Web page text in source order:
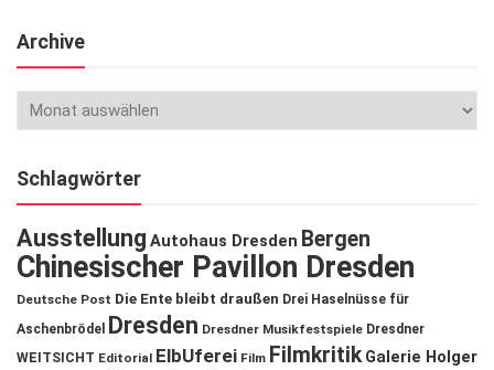
Archive
Schlagwörter
Ausstellung Autohaus Dresden Bergen
Chinesischer Pavillon Dresden
Deutsche Post Die Ente bleibt draußen Drei Haselnüsse für
Aschenbrödel
Dresden Dresdner Musikfestspiele Dresdner
WEITSICHT Editorial ElbUferei Film Filmkritik Galerie Holger